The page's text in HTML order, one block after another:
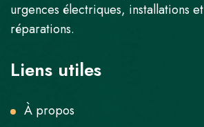
urgences électriques, installations et
réparations.
Liens utiles
À propos